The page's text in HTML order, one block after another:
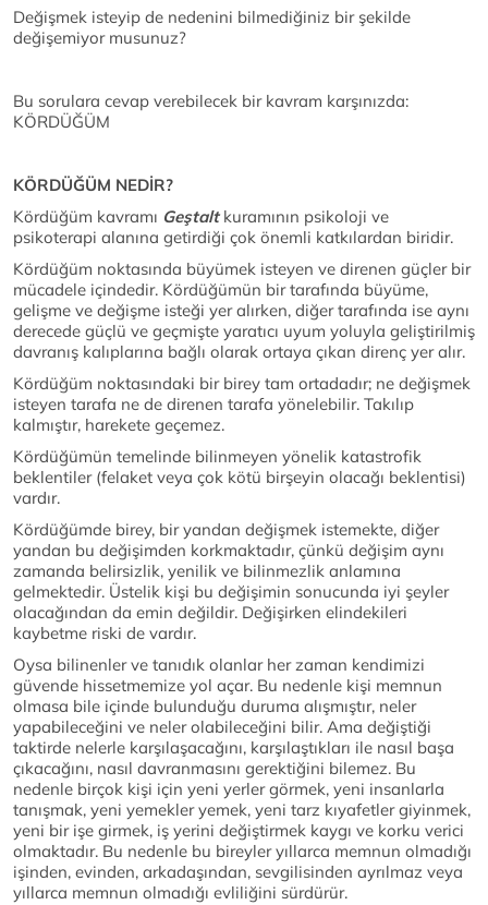
Değişmek isteyip de nedenini bilmediğiniz bir şekilde
değişemiyor musunuz?
Bu sorulara cevap verebilecek bir kavram karşınızda:
KÖRDÜĞÜM
KÖRDÜĞÜM NEDİR?
Kördüğüm kavramı Geştaltkuramının psikoloji ve
psikoterapi alanına getirdiği çok önemli katkılardan biridir.
Kördüğüm noktasında büyümek isteyen ve direnen güçler bir
mücadele içindedir. Kördüğümün bir tarafında büyüme,
gelişme ve değişme isteği yer alırken, diğer tarafında ise aynı
derecede güçlü ve geçmişte yaratıcı uyum yoluyla geliştirilmiş
davranış kalıplarına bağlı olarak ortaya çıkan direnç yer alır.
Kördüğüm noktasındaki bir birey tam ortadadır; ne değişmek
isteyen tarafa ne de direnen tarafa yönelebilir. Takılıp
kalmıştır, harekete geçemez.
Kördüğümün temelinde bilinmeyen yönelik katastrofik
beklentiler (felaket veya çok kötü birşeyin olacağı beklentisi)
vardır.
Kördüğümde birey, bir yandan değişmek istemekte, diğer
yandan bu değişimden korkmaktadır, çünkü değişim aynı
zamanda belirsizlik, yenilik ve bilinmezlik anlamına
gelmektedir. Üstelik kişi bu değişimin sonucunda iyi şeyler
olacağından da emin değildir. Değişirken elindekileri
kaybetme riski de vardır.
Oysa bilinenler ve tanıdık olanlar her zaman kendimizi
güvende hissetmemize yol açar. Bu nedenle kişi memnun
olmasa bile içinde bulunduğu duruma alışmıştır, neler
yapabileceğini ve neler olabileceğini bilir. Ama değiştiği
taktirde nelerle karşılaşacağını, karşılaştıkları ile nasıl başa
çıkacağını, nasıl davranmasını gerektiğini bilemez. Bu
nedenle birçok kişi için yeni yerler görmek, yeni insanlarla
tanışmak, yeni yemekler yemek, yeni tarz kıyafetler giyinmek,
yeni bir işe girmek, iş yerini değiştirmek kaygı ve korku verici
olmaktadır. Bu nedenle bu bireyler yıllarca memnun olmadığı
işinden, evinden, arkadaşından, sevgilisinden ayrılmaz veya
yıllarca memnun olmadığı evliliğini sürdürür.